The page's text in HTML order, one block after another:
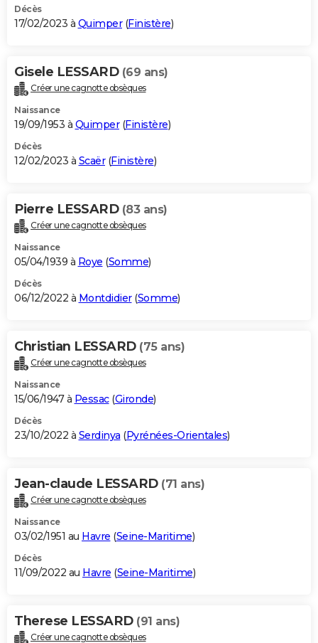
Décès
17/02/2023 à Quimper(Finistère)
Gisele LESSARD (69 ans)
Créer une cagnotte obsèques
Naissance
19/09/1953 à Quimper(Finistère)
Décès
12/02/2023 à Scaër(Finistère)
Pierre LESSARD (83 ans)
Créer une cagnotte obsèques
Naissance
05/04/1939 à Roye (Somme)
Décès
06/12/2022 à Montdidier(Somme)
Christian LESSARD (75 ans)
Créer une cagnotte obsèques
Naissance
15/06/1947 à Pessac(Gironde)
Décès
23/10/2022 à Serdinya (Pyrénées-Orientales)
Jean-claude LESSARD (71 ans)
Créer une cagnotte obsèques
Naissance
03/02/1951 au Havre (Seine-Maritime)
Décès
11/09/2022 au Havre (Seine-Maritime)
Therese LESSARD (91 ans)
Créer une cagnotte obsèques